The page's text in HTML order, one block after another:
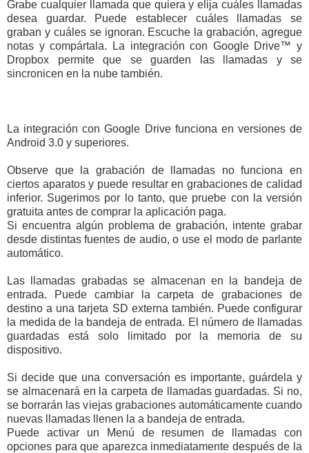
Grabe cualquier llamada que quiera y elija cuáles llamadas
desea guardar. Puede establecer cuáles llamadas se
graban y cuáles se ignoran. Escuche la grabación, agregue
notas y compártala. La integración con Google Drive™ y
Dropbox permite que se guarden las llamadas y se
sincronicen en la nube también.
La integración con Google Drive funciona en versiones de
Android 3.0 y superiores.
Observe que la grabación de llamadas no funciona en
ciertos aparatos y puede resultar en grabaciones de calidad
inferior. Sugerimos por lo tanto, que pruebe con la versión
gratuita antes de comprar la aplicación paga.
Si encuentra algún problema de grabación, intente grabar
desde distintas fuentes de audio, o use el modo de parlante
automático.
Las llamadas grabadas se almacenan en la bandeja de
entrada. Puede cambiar la carpeta de grabaciones de
destino a una tarjeta SD externa también. Puede configurar
la medida de la bandeja de entrada. El número de llamadas
guardadas está solo limitado por la memoria de su
dispositivo.
Si decide que una conversación es importante, guárdela y
se almacenará en la carpeta de llamadas guardadas. Si no,
se borrarán las viejas grabaciones automáticamente cuando
nuevas llamadas llenen la a bandeja de entrada.
Puede activar un Menú de resumen de llamadas con
opciones para que aparezca inmediatamente después de la